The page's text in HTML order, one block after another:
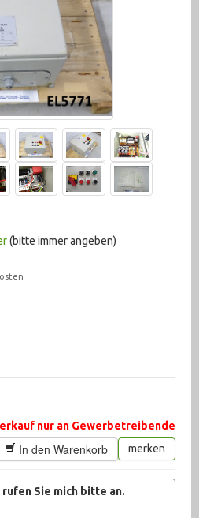
(1157)
(163)
(2822)
(321)
(bitte immer angeben)
nur an Gewerbetreibende
In den Warenkorb merken
rufen Sie mich bitte an.